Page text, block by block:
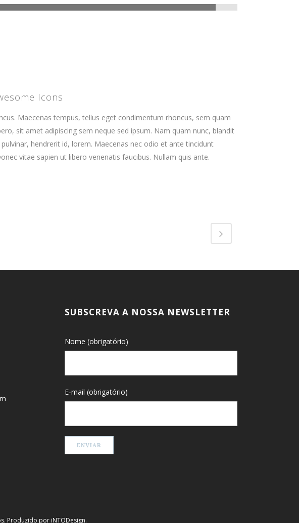
Icons
Maecenas tempus, tellus eget condimentum rhoncus, sem quam
sit amet adipiscing sem neque sed ipsum. Nam quam nunc, blandit
hendrerit id, lorem. Maecenas nec odio et ante tincidunt
vitae sapien ut libero venenatis faucibus. Nullam quis ante.
SUBSCREVA A NOSSA NEWSLETTER
Nome (obrigatório)
E-mail (obrigatório)
Produzido por iNTODesign.